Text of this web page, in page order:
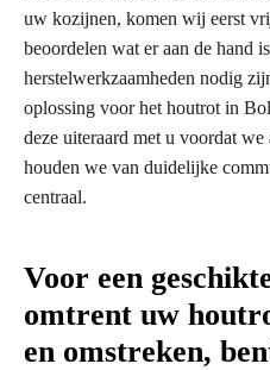
uw kozijnen, komen wij eerst
beoordelen wat er aan de hand
herstelwerkzaamheden nodig
oplossing voor het houtrot in
deze uiteraard met u voordat
houden we van duidelijke
centraal.
Voor een
omtrent uw
en omstreken,